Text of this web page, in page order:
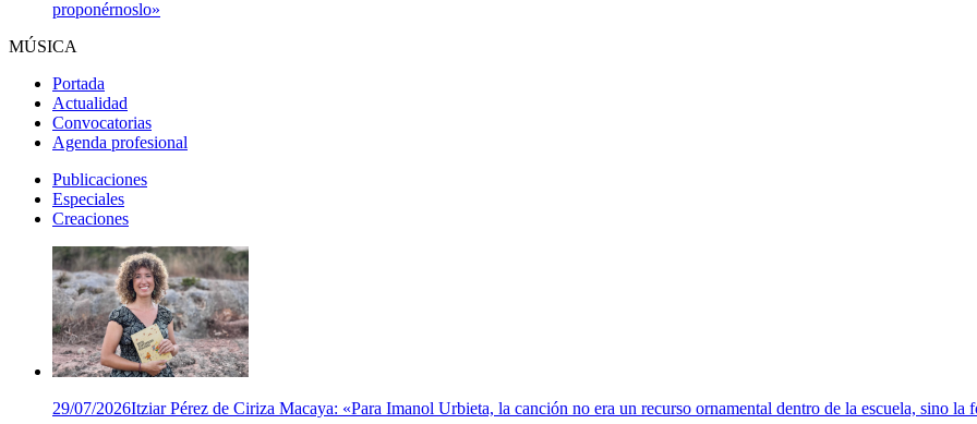
proponérnoslo»
MÚSICA
Portada
Actualidad
Convocatorias
Agenda profesional
Publicaciones
Especiales
Creaciones
29/07/2026Itziar Pérez de Ciriza Macaya: «Para Imanol Urbieta, la canción no era un recurso ornamental dentro de la escuela, sino la